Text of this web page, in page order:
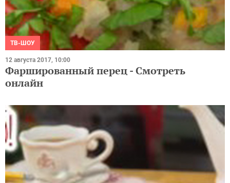
ТВ-ШОУ
12 августа 2017, 10:00
Фаршированный перец - Смотреть
онлайн